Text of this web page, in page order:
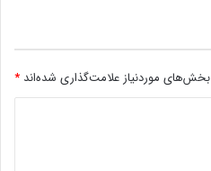
بخش‌های موردنیاز علامت‌گذاری شده‌اند *